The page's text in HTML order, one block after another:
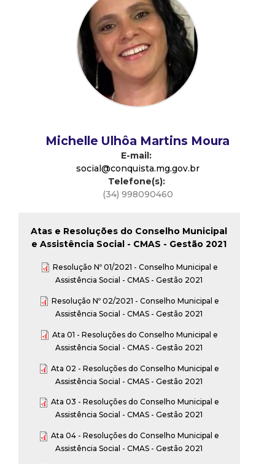
t
M
G
Michelle Ulhôa Martins Moura
E-mail:
social@conquista.mg.gov.br
Telefone(s):
(34) 998090460
Atas e Resoluções do Conselho Municipal
e Assistência Social - CMAS - Gestão 2021
Resolução Nº 01/2021 - Conselho Municipal e
Assistência Social - CMAS - Gestão 2021
Resolução Nº 02/2021 - Conselho Municipal e
Assistência Social - CMAS - Gestão 2021
Ata 01 - Resoluções do Conselho Municipal e
Assistência Social - CMAS - Gestão 2021
Ata 02 - Resoluções do Conselho Municipal e
Assistência Social - CMAS - Gestão 2021
Ata 03 - Resoluções do Conselho Municipal e
Assistência Social - CMAS - Gestão 2021
Ata 04 - Resoluções do Conselho Municipal e
Assistência Social - CMAS - Gestão 2021